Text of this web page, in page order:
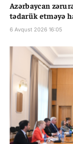
Azərbaycan
tədarük etməyə
6 Avqust 2026 16:05